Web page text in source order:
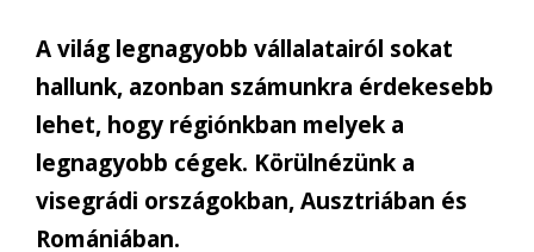
A világ legnagyobb vállalatairól sokat
hallunk, azonban számunkra érdekesebb
lehet, hogy régiónkban melyek a
legnagyobb cégek. Körülnézünk a
visegrádi országokban, Ausztriában és
Romániában.